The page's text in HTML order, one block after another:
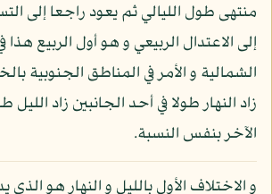
منتهى طول الليالي ثم يعود راجعا إلى
إلى الاعتدال الربيعي و هو أول الربيع هذا
الشمالية و الأمر في المناطق الجنوبية
زاد النهار طولا في أحد الجانبين زاد الليل
الآخر بنفس النسبة.
و الاختلاف الأول بالليل و النهار هو